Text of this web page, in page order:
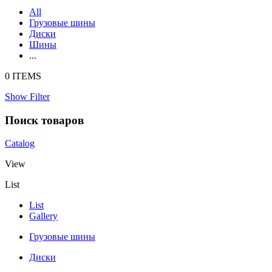
All
Грузовые шины
Диски
Шины
...
0 ITEMS
Show Filter
Поиск товаров
Catalog
View
List
List
Gallery
Грузовые шины
Диски